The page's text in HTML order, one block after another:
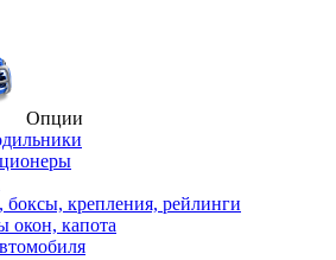
Опции
боксы, крепления, рейлинги
окон, капота